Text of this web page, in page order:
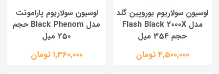
لوسیون سولاریوم یوروپین گلد
مدل Flash Black 2000X
حجم 354 میل
4,500,000 تومان
لوسیون سولاریوم پارامونت
مدل Black Phenom حجم
250 میل
1,360,000 تومان